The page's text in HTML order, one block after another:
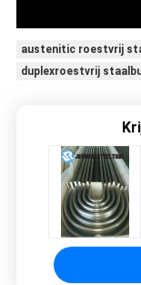
austenitic roestvrij
duplexroestvrij